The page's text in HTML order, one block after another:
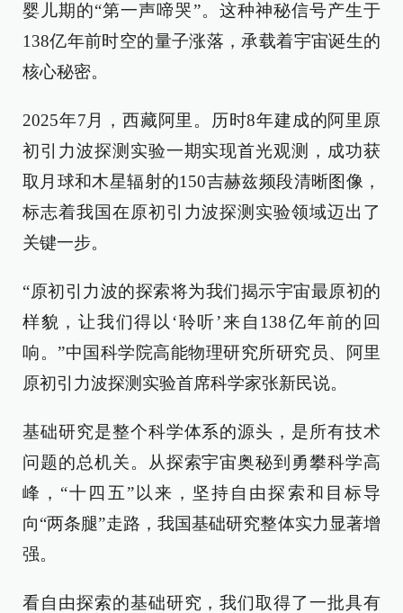
婴儿期的“第一声啼哭”。这种神秘信号产生于
138亿年前时空的量子涨落，承载着宇宙诞生的
核心秘密。
2025年7月，西藏阿里。历时8年建成的阿里原
初引力波探测实验一期实现首光观测，成功获
取月球和木星辐射的150吉赫兹频段清晰图像，
标志着我国在原初引力波探测实验领域迈出了
关键一步。
“原初引力波的探索将为我们揭示宇宙最原初的
样貌，让我们得以‘聆听’来自138亿年前的回
响。”中国科学院高能物理研究所研究员、阿里
原初引力波探测实验首席科学家张新民说。
基础研究是整个科学体系的源头，是所有技术
问题的总机关。从探索宇宙奥秘到勇攀科学高
峰，“十四五”以来，坚持自由探索和目标导
向“两条腿”走路，我国基础研究整体实力显著增
强。
看自由探索的基础研究，我们取得了一批具有